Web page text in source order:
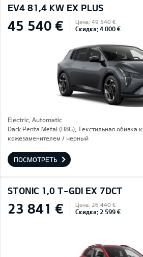
EV4 81,4 KW EX PLUS
45 540 € Цена: 49 540 €
Скидка: 4 000 €
Electric, Automatic
Dark Penta Metal (H8G), Текстильная обивка
кожезаменителем / черный
ПОСМОТРЕТЬ
STONIC 1,0 T-GDI EX 7DCT
23 841 € Цена: 26 440 €
Скидка: 2 599 €